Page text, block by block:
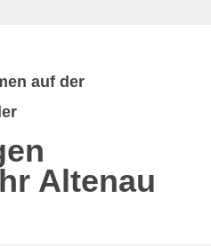
auf der
Altenau